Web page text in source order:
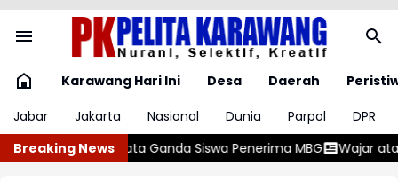
Karawang Hari Ini Desa Daerah
Jabar
Jakarta Nasional Dunia Parpol
DPR
Breaking News
MBG Wajar atau Bahaya? , Kenali 5 Penyebab Gumoh